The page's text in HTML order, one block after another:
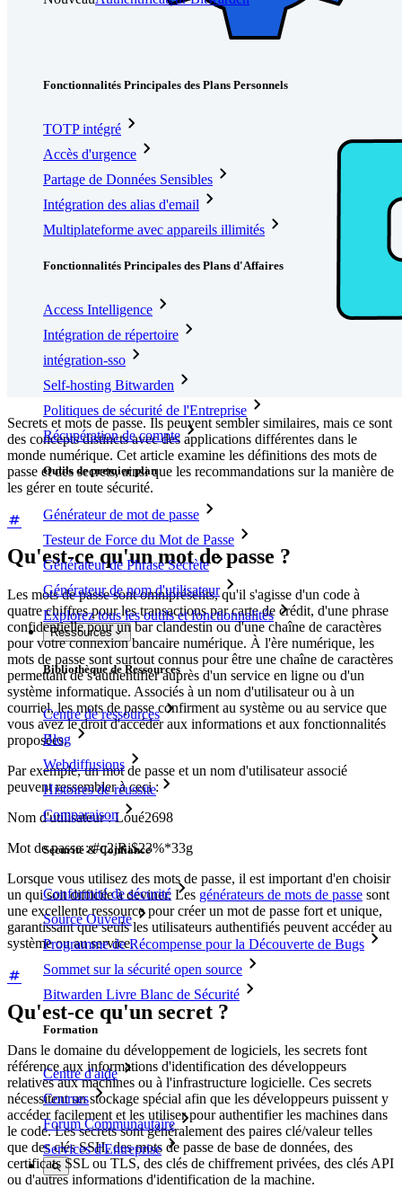
Fonctionnalités Principales des Plans Personnels
TOTP intégré
Accès d'urgence
Partage de Données Sensibles
Intégration des alias d'email
Multiplateforme avec appareils illimités
Fonctionnalités Principales des Plans d'Affaires
Access Intelligence
Intégration de répertoire
intégration-sso
Self-hosting Bitwarden
Politiques de sécurité de l'Entreprise
Récupération de compte
Outils de premier plan
Générateur de mot de passe
Testeur de Force du Mot de Passe
Générateur de Phrase Secrète
Générateur de nom d'utilisateur
Explorez tous les outils et fonctionnalités
Ressources
Bibliothèque de Ressources
Centre de ressources
Blog
Webdiffusions
Histoires de réussite
Comparaison
Sécurité & Confiance
Conformité de sécurité
Source Ouverte
Programme de Récompense pour la Découverte de Bugs
Sommet sur la sécurité open source
Bitwarden Livre Blanc de Sécurité
Formation
Centre d'aide
Courses
Forum Communautaire
Services d'Entreprise
Secrets et mots de passe. Ils peuvent sembler similaires, mais ce sont
des concepts distincts avec des applications différentes dans le
monde numérique. Cet article examine les définitions des mots de
passe et des secrets, ainsi que les recommandations sur la manière de
les gérer en toute sécurité.
Qu'est-ce qu'un mot de passe ?
Les mots de passe sont omniprésents, qu'il s'agisse d'un code à
quatre chiffres pour les transactions par carte de crédit, d'une phrase
confidentielle pour un bar clandestin ou d'une chaîne de caractères
pour votre connexion bancaire numérique. À l'ère numérique, les
mots de passe sont surtout connus pour être une chaîne de caractères
permettant de s'authentifier auprès d'un service en ligne ou d'un
système informatique. Associés à un nom d'utilisateur ou à un
courriel, les mots de passe confirment au système ou au service que
vous avez le droit d'accéder aux informations et aux fonctionnalités
proposées.
Par exemple, un mot de passe et un nom d'utilisateur associé
peuvent ressembler à ceci :
Nom d'utilisateur : Loué2698
Mot de passe : #q2jRi$23%*33g
Lorsque vous utilisez des mots de passe, il est important d'en choisir
un qui soit difficile à deviner. Les générateurs de mots de passe sont
une excellente ressource pour créer un mot de passe fort et unique,
garantissant que seuls les utilisateurs authentifiés peuvent accéder au
système ou au service.
Qu'est-ce qu'un secret ?
Dans le domaine du développement de logiciels, les secrets font
référence aux informations d'identification des développeurs
relatives aux machines ou à l'infrastructure logicielle. Ces secrets
nécessitent un stockage spécial afin que les développeurs puissent y
accéder facilement et les utiliser pour authentifier les machines dans
le code. Les secrets sont généralement des paires clé/valeur telles
que des clés SSH, des mots de passe de base de données, des
certificats SSL ou TLS, des clés de chiffrement privées, des clés API
ou d'autres informations d'identification de la machine.